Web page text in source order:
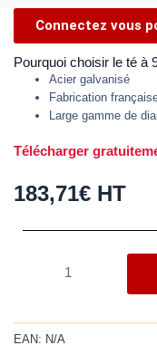
Connectez vous
Pourquoi choisir le té à
Acier galvanisé
Fabrication
Large gamme de
Télécharger
183,71€ HT
à
EAN: N/A